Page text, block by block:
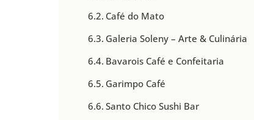
Café do Mato
Galeria Soleny – Arte & Culinária
Bavarois Café e Confeitaria
Garimpo Café
Santo Chico Sushi Bar